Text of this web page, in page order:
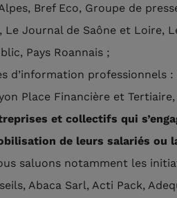
Bref Eco, Groupe de
Le Journal de Saône et Loire,
Pays Roannais ;
d’information professionnels
Place Financière et
et collectifs qui
de leurs salariés ou
saluons notamment les
Abaca Sarl, Acti Pack,